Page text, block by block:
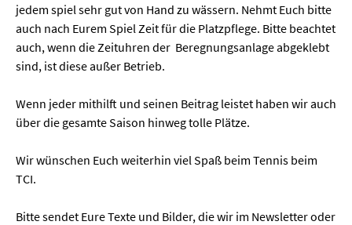
jedem spiel sehr gut von Hand zu wässern. Nehmt Euch bitte
auch nach Eurem Spiel Zeit für die Platzpflege. Bitte beachtet
auch, wenn die Zeituhren der Beregnungsanlage abgeklebt
sind, ist diese außer Betrieb.
Wenn jeder mithilft und seinen Beitrag leistet haben wir auch
über die gesamte Saison hinweg tolle Plätze.
Wir wünschen Euch weiterhin viel Spaß beim Tennis beim
TCI.
Bitte sendet Eure Texte und Bilder, die wir im Newsletter oder